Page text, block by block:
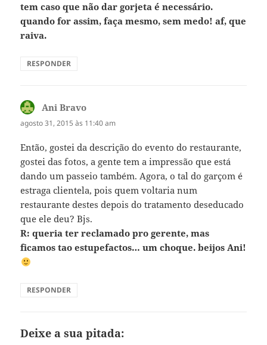
tem caso que não dar gorjeta é necessário.
quando for assim, faça mesmo, sem medo! af, que
raiva.
RESPONDER
Ani Bravo
agosto 31, 2015 às 11:40 am
Então, gostei da descrição do evento do restaurante,
gostei das fotos, a gente tem a impressão que está
dando um passeio também. Agora, o tal do garçom é
estraga clientela, pois quem voltaria num
restaurante destes depois do tratamento deseducado
que ele deu? Bjs.
R: queria ter reclamado pro gerente, mas
ficamos tao estupefactos… um choque. beijos Ani!
RESPONDER
Deixe a sua pitada: